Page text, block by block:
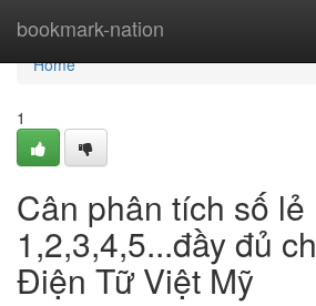
bookmark-nation
Home
Home
1
Cân phân tích số lẻ
1,2,3,4,5...đầy đủ
Điện Tữ Việt Mỹ